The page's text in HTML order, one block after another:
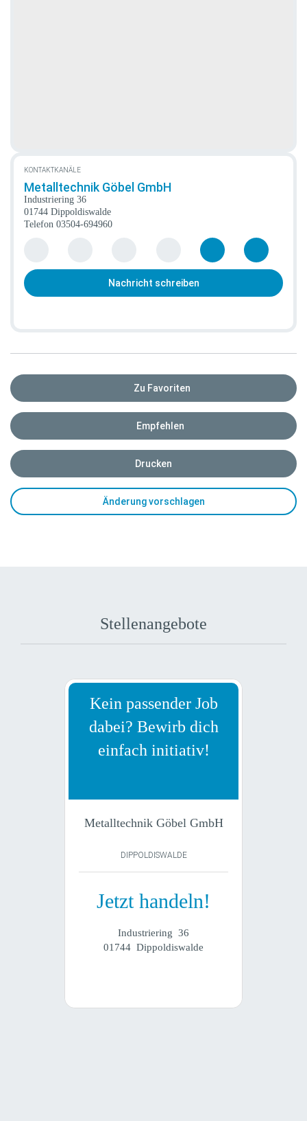
KONTAKTKANÄLE
Metalltechnik Göbel GmbH
Industriering 36
01744 Dippoldiswalde
Telefon 03504-694960
Nachricht schreiben
Zu Favoriten
Empfehlen
Drucken
Änderung vorschlagen
Stellenangebote
Kein passender Job
dabei? Bewirb dich
einfach initiativ!
Metalltechnik Göbel GmbH
DIPPOLDISWALDE
Jetzt handeln!
Industriering 36
01744 Dippoldiswalde